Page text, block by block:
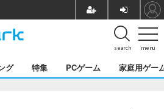
menu
search
グ 特集 PCゲーム 家庭用ゲー